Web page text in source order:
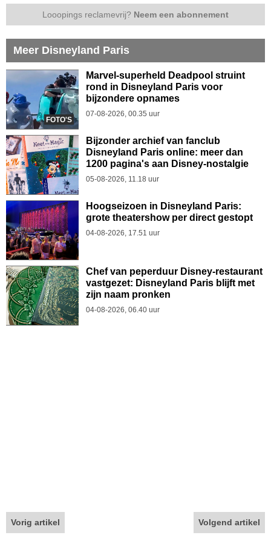
Looopings reclamevrij? Neem een abonnement
Meer Disneyland Paris
FOTO'S
Marvel-superheld Deadpool struint
rond in Disneyland Paris voor
bijzondere opnames
07-08-2026, 00.35 uur
Bijzonder archief van fanclub
Disneyland Paris online: meer dan
1200 pagina's aan Disney-nostalgie
05-08-2026, 11.18 uur
Hoogseizoen in Disneyland Paris:
grote theatershow per direct gestopt
04-08-2026, 17.51 uur
Chef van peperduur Disney-restaurant
vastgezet: Disneyland Paris blijft met
zijn naam pronken
04-08-2026, 06.40 uur
Vorig artikel Volgend artikel